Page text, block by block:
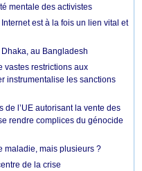
mentale des activistes
est à la fois un lien vital et
au Bangladesh
vastes restrictions aux
instrumentalise les sanctions
de l’UE autorisant la vente des
rendre complices du génocide
maladie, mais plusieurs ?
de la crise